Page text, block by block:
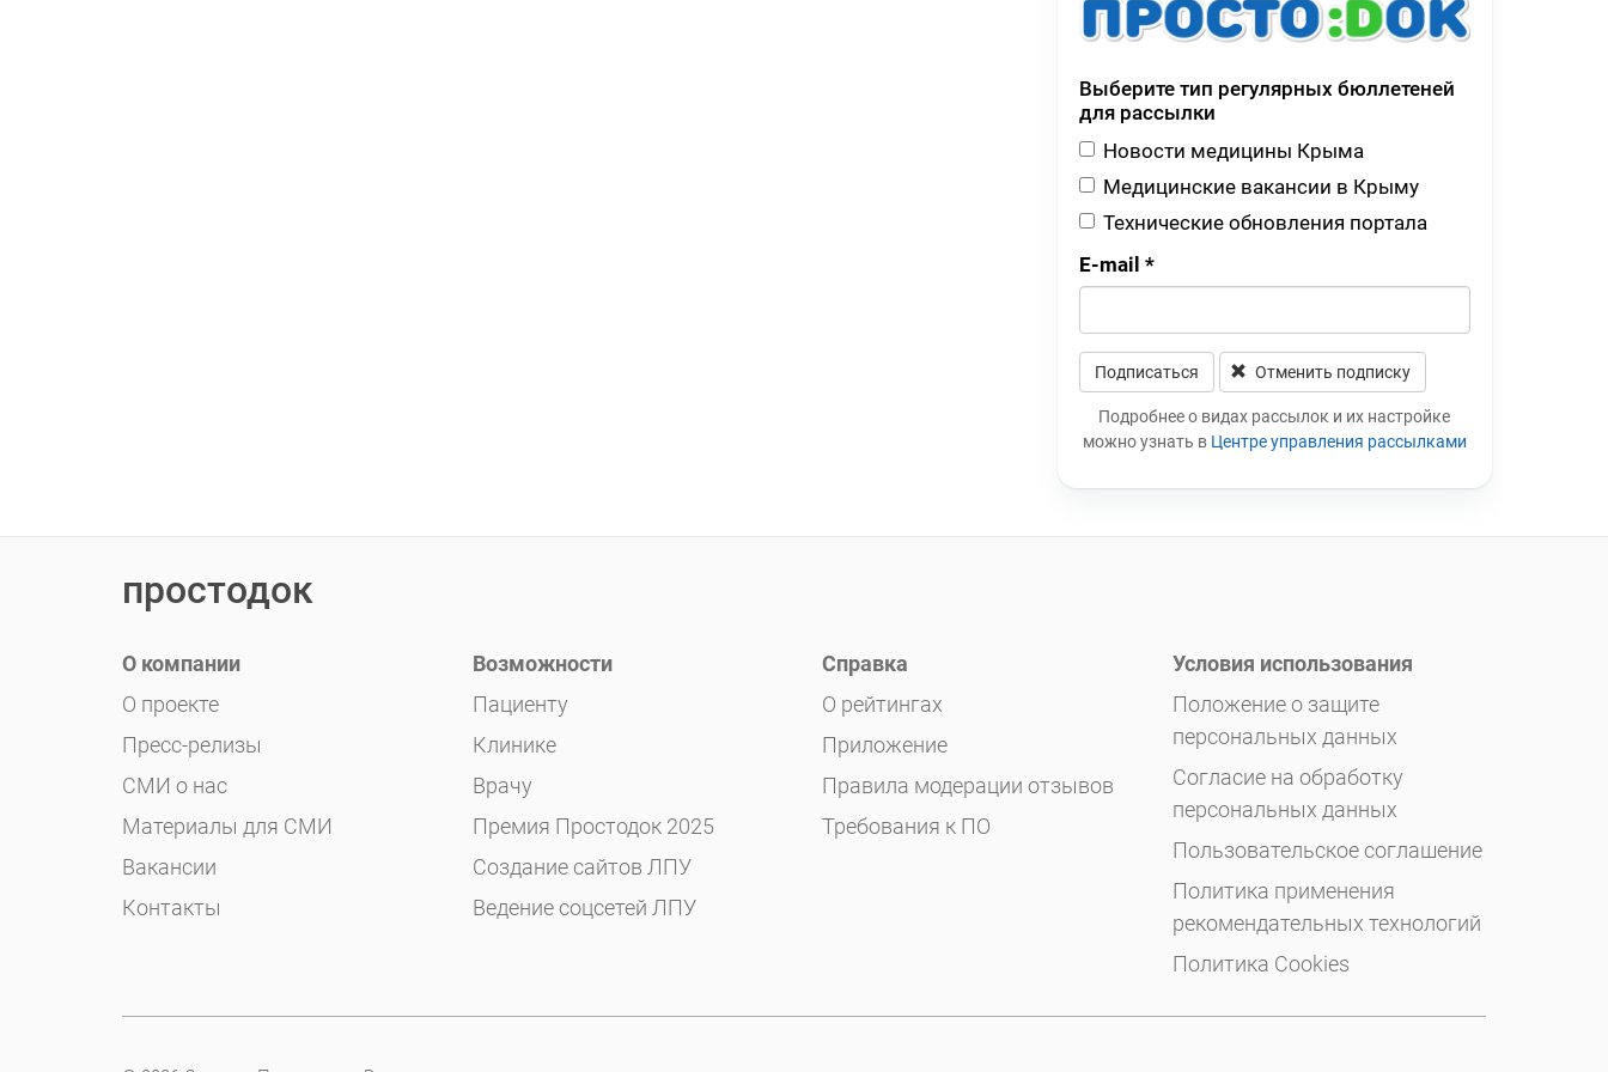
Выберите тип регулярных бюллетеней
для рассылки
Новости медицины Крыма
Медицинские вакансии в Крыму
Технические обновления портала
E-mail *
Подписаться Отменить подписку
Leave this field blank
Подробнее о видах рассылок и их настройке
можно узнать в Центре управления рассылками
простодок
О компании
О проекте
Пресс-релизы
СМИ о нас
Материалы для СМИ
Вакансии
Контакты
Возможности
Пациенту
Клинике
Врачу
Премия Простодок 2025
Создание сайтов ЛПУ
Ведение соцсетей ЛПУ
Справка
О рейтингах
Приложение
Правила модерации отзывов
Требования к ПО
Условия использования
Положение о защите
персональных данных
Согласие на обработку
персональных данных
Пользовательское соглашение
Политика применения
рекомендательных технологий
Политика Cookies